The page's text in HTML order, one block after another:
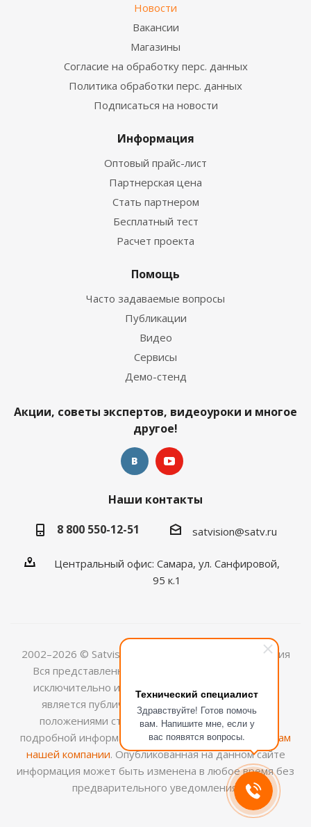
Технический специалист
Здравствуйте! Готов помочь
вам. Напишите мне, если у
вас появятся вопросы.
Новости
Вакансии
Магазины
Согласие на обработку перс. данных
Политика обработки перс. данных
Подписаться на новости
Информация
Оптовый прайс-лист
Партнерская цена
Стать партнером
Бесплатный тест
Расчет проекта
Помощь
Часто задаваемые вопросы
Публикации
Видео
Сервисы
Демо-стенд
Акции, советы экспертов, видеоуроки и многое
другое!
Наши контакты
8 800 550-12-51
satvision@satv.ru
Центральный офис: Самара, ул. Санфировой,
95 к.1
2002–2026 © Satvision — системы видеонаблюдения
Вся представленная на сайте информация носит
исключительно информационный характер и не
является публичной офертой, определяемой
положениями ст.437 (2) ГК РФ. Для получения
подробной информации обращайтесь кменеджерам
нашей компании. Опубликованная на данном сайте
информация может быть изменена в любое время без
предварительного уведомления.